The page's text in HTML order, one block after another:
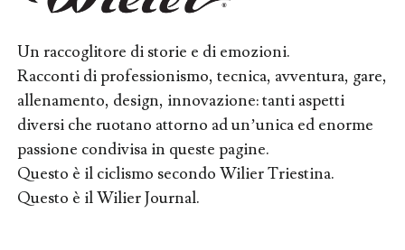
Un raccoglitore di storie e di emozioni.
Racconti di professionismo, tecnica, avventura, gare,
allenamento, design, innovazione: tanti aspetti
diversi che ruotano attorno ad un’unica ed enorme
passione condivisa in queste pagine.
Questo è il ciclismo secondo Wilier Triestina.
Questo è il Wilier Journal.